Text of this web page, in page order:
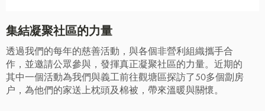
集結凝聚社區的力量
透過我們的每年的慈善活動，與各個非營利組織攜手合
作，並邀請公眾參與，發揮真正凝聚社區的力量。近期的
其中一個活動為我們與義工前往觀塘區探訪了50多個劏房
户，為他們的家送上枕頭及棉被，帶來溫暖與關懷。